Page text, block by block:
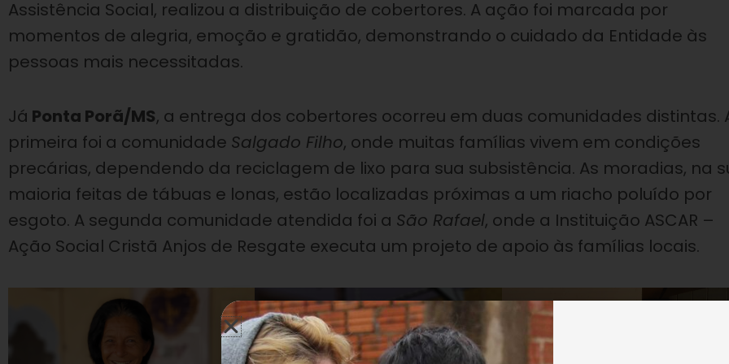
Assistência Social, realizou a distribuição de cobertores. A ação foi marcada por
momentos de alegria, emoção e gratidão, demonstrando o cuidado da Entidade às
pessoas mais necessitadas.
Já Ponta Porã/MS, a entrega dos cobertores ocorreu em duas comunidades distintas.
primeira foi a comunidade Salgado Filho, onde muitas famílias vivem em condições
precárias, dependendo da reciclagem de lixo para sua subsistência. As moradias, na
maioria feitas de tábuas e lonas, estão localizadas próximas a um riacho poluído por
esgoto. A segunda comunidade atendida foi a São Rafael, onde a Instituição ASCAR –
Ação Social Cristã Anjos de Resgate executa um projeto de apoio às famílias locais.